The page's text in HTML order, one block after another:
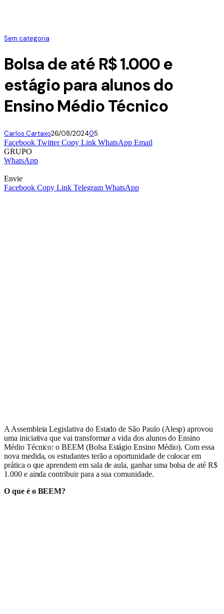
Sem categoria
Bolsa de até R$ 1.000 e
estágio para alunos do
Ensino Médio Técnico
Carlos Cartaxo26/08/202405
Facebook Twitter Copy Link WhatsApp Email
GRUPO
WhatsApp
Envie
Facebook Copy Link Telegram WhatsApp
A Assembleia Legislativa do Estado de São Paulo (Alesp) aprovou
uma iniciativa que vai transformar a vida dos alunos do Ensino
Médio Técnico: o BEEM (Bolsa Estágio Ensino Médio). Com essa
nova medida, os estudantes terão a oportunidade de colocar em
prática o que aprendem em sala de aula, ganhar uma bolsa de até R$
1.000 e ainda contribuir para a sua comunidade.
O que é o BEEM?